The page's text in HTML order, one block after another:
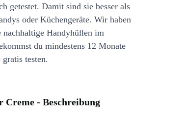
getestet. Damit sind sie besser als
oder Küchengeräte. Wir haben
nachhaltige Handyhüllen im
du mindestens 12 Monate
testen.
Creme - Beschreibung